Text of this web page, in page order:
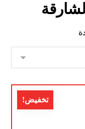
تخفيض!